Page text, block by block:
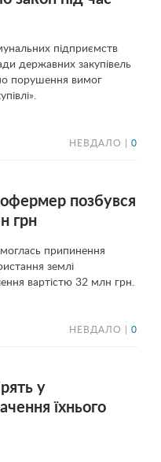
підприємств
державних закупівель
порушення вимог
НЕВДАЛО | 0
позбувся
грн
припинення
землі
вартістю 32 млн грн.
НЕВДАЛО | 0
у
їхнього